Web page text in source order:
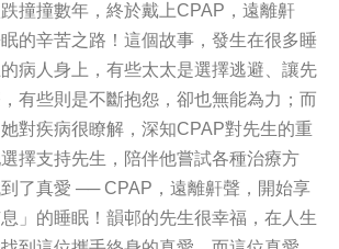
撞撞數年，終於戴上CPAP，遠離鼾
的辛苦之路！這個故事，發生在很多睡
病人身上，有些太太是選擇逃避、讓先
有些則是不斷抱怨，卻也無能為力；而
對疾病很瞭解，深知CPAP對先生的重
擇支持先生，陪伴他嘗試各種治療方
了真愛 ── CPAP，遠離鼾聲，開始享
」的睡眠！韻邨的先生很幸福，在人生